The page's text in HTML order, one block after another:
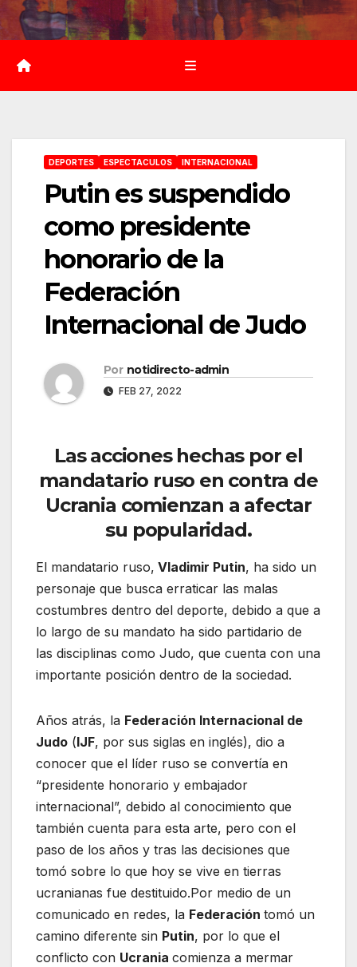
Saltar
al
contenido
DEPORTES ESPECTACULOS INTERNACIONAL
Putin es suspendido
como presidente
honorario de la
Federación
Internacional de Judo
Por notidirecto-admin
FEB 27, 2022
Las acciones hechas por el
mandatario ruso en contra de
Ucrania comienzan a afectar
su popularidad.
El mandatario ruso, Vladimir Putin, ha sido un
personaje que busca erraticar las malas
costumbres dentro del deporte, debido a que a
lo largo de su mandato ha sido partidario de
las disciplinas como Judo, que cuenta con una
importante posición dentro de la sociedad.
Años atrás, la Federación Internacional de
Judo (IJF, por sus siglas en inglés), dio a
conocer que el líder ruso se convertía en
“presidente honorario y embajador
internacional”, debido al conocimiento que
también cuenta para esta arte, pero con el
paso de los años y tras las decisiones que
tomó sobre lo que hoy se vive en tierras
ucranianas fue destituido.Por medio de un
comunicado en redes, la Federación tomó un
camino diferente sin Putin, por lo que el
conflicto con Ucrania comienza a mermar